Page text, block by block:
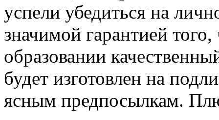
успели убедиться на
значимой гарантией
образовании
будет изготовлен на
ясным предпосылкам.